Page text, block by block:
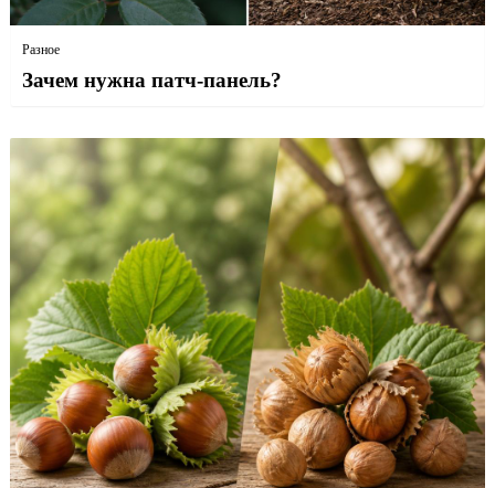
Разное
Зачем нужна патч-панель?